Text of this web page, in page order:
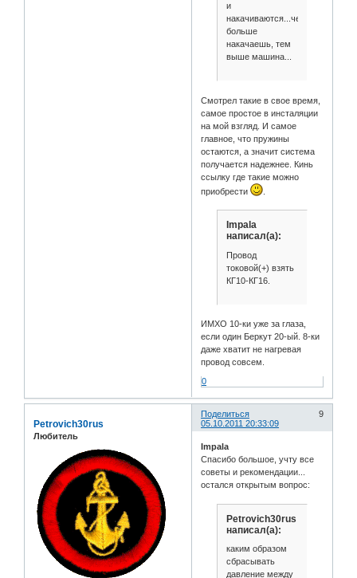
и
накачиваются...чем
больше
накачаешь, тем
выше машина...
Смотрел такие в свое время,
самое простое в инсталяции
на мой взгляд. И самое
главное, что пружины
остаются, а значит система
получается надежнее. Кинь
ссылку где такие можно
приобрести
Impala
написал(а):
Провод
токовой(+) взять
КГ10-КГ16.
ИМХО 10-ки уже за глаза,
если один Беркут 20-ый. 8-ки
даже хватит не нагревая
провод совсем.
0
Поделиться
9
05.10.2011 20:33:09
Petrovich30rus
Любитель
Impala
Спасибо большое, учту все
советы и рекомендации...
остался открытым вопрос:
Petrovich30rus
написал(а):
каким образом
сбрасывать
давление между